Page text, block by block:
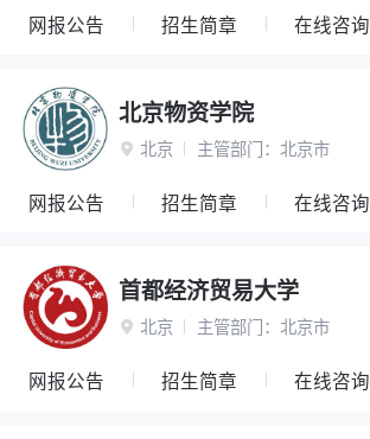
网报公告 招生简章 在线咨询
北京物资学院
 北京 主管部门： 北京市
网报公告 招生简章 在线咨询
首都经济贸易大学
 北京 主管部门： 北京市
网报公告 招生简章 在线咨询